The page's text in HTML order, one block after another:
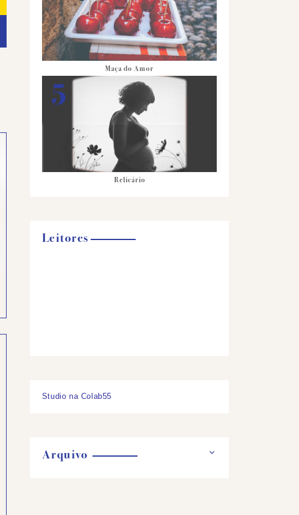
Maça do Amor
Relicário
Leitores
Studio na Colab55
Arquivo